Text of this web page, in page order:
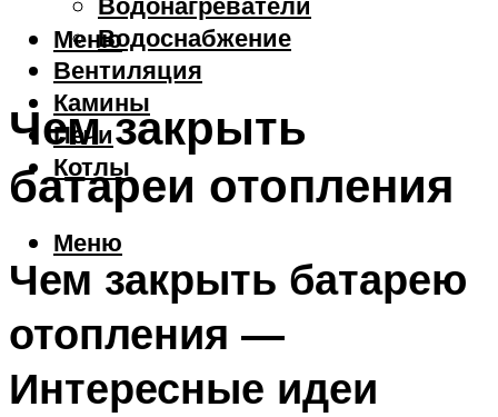
Водоснабжение
Вентиляция
Камины
Печи
Котлы
Меню
Меню
Чем закрыть
батареи отопления
Чем закрыть батарею
отопления —
Интересные идеи